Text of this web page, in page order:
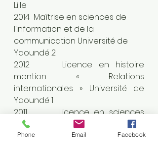
2014 	Maîtrise en sciences de
l’information et de la
communication Université de
Yaoundé 2
2012		Licence en histoire
mention « Relations
internationales » Université de
Yaoundé 1
2011		Licence en sciences
de l’information et de la
communication
Phone Email Facebook